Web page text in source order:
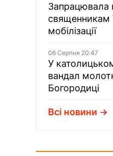
Запрацювала
священникам
мобілізації
06 Серпня 20:47
У
вандал
Богородиці
Всі новини